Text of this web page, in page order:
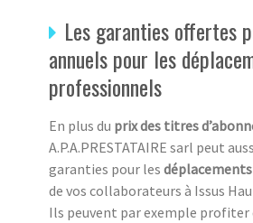
Les garanties offertes
annuels pour les
professionnels
En plus du prix des titres
A.P.A.PRESTATAIRE sarl peut
garanties pour les
de vos collaborateurs à Issus
Ils peuvent par exemple profiter